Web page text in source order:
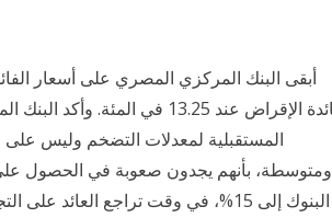
فائدة الإقراض عند 13.25 في
المستقبلية لمعدلات التضخم وليس
ومتوسطة، بأنهم يجدون صعوبة في الحصول
البنوك إلى 15%، في وقت تراجع